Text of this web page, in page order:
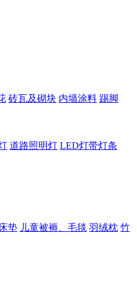
砖瓦及砌块 内墙涂料 踢脚
道路照明灯 LED灯带灯条
床垫 儿童被褥、毛毯 羽绒枕 竹